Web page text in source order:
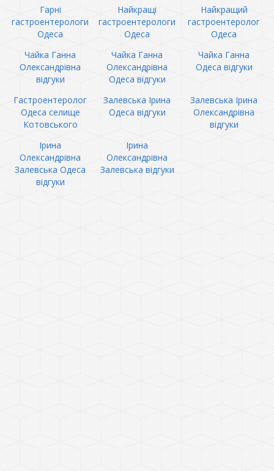
Гарні
гастроентерологи
Одеса
Найкращі
гастроентерологи
Одеса
Найкращий
гастроентеролог
Одеса
Чайка Ганна
Олександрівна
відгуки
Чайка Ганна
Олександрівна
Одеса відгуки
Чайка Ганна
Одеса відгуки
Гастроентеролог
Одеса селище
Котовського
Залевська Ірина
Одеса відгуки
Залевська Ірина
Олександрівна
відгуки
Ірина
Олександрівна
Залевська Одеса
відгуки
Ірина
Олександрівна
Залевська відгуки